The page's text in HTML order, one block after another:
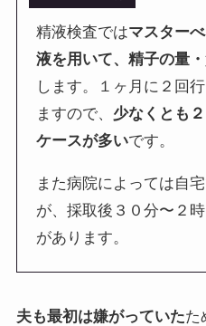
精液検査ではマスター
液を用いて、精子の量
します。
１ヶ月に２回
ますので、 少なくとも
ケースが多いです。
また病院によっては自
が、採取後３０分〜２
があります。
夫も最初は嫌がっていたた